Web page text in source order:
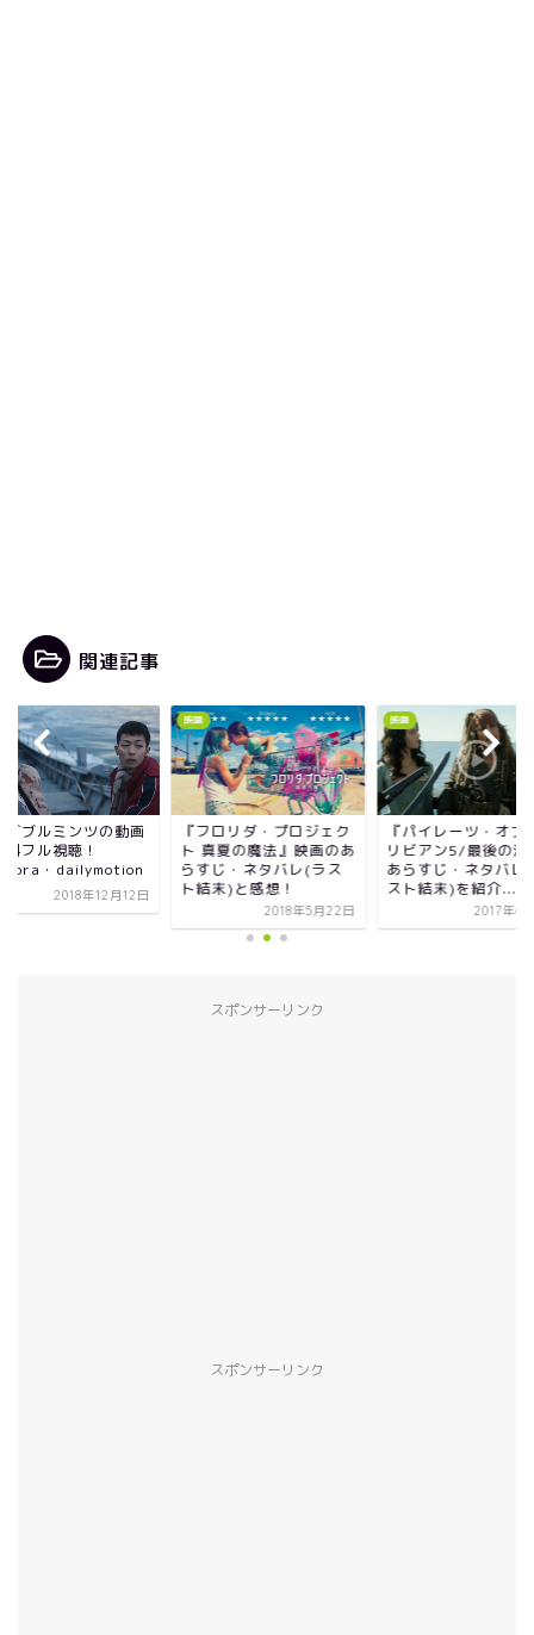
関連記事
ダブルミンツの動画
フル視聴！
・dailymotion
2018年12月12日
映画
『フロリダ・プロジェク
ト 真夏の魔法』映画のあ
らすじ・ネタバレ(ラス
ト結末)と感想！
2018年5月22日
映画
『パイレーツ・オブ
リビアン5/最後の海
あらすじ・ネタバレ
スト結末)を紹介...
2017年6
スポンサーリンク
スポンサーリンク